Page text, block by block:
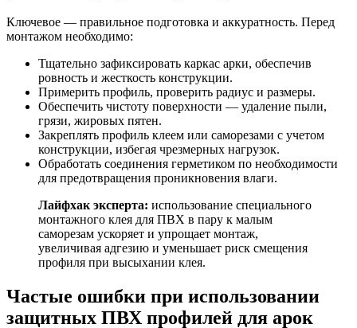
Ключевое — правильное подготовка и аккуратность. Перед
монтажом необходимо:
Тщательно зафиксировать каркас арки, обеспечив
ровность и жесткость конструкции.
Примерить профиль, проверить радиус и размеры.
Обеспечить чистоту поверхности — удаление пыли,
грязи, жировых пятен.
Закреплять профиль клеем или саморезами с учетом
конструкции, избегая чрезмерных нагрузок.
Обработать соединения герметиком по необходимости
для предотвращения проникновения влаги.
Лайфхак эксперта: использование специального
монтажного клея для ПВХ в пару к малым
саморезам ускоряет и упрощает монтаж,
увеличивая адгезию и уменьшает риск смещения
профиля при высыхании клея.
Частые ошибки при использовании
защитных ПВХ профилей для арок